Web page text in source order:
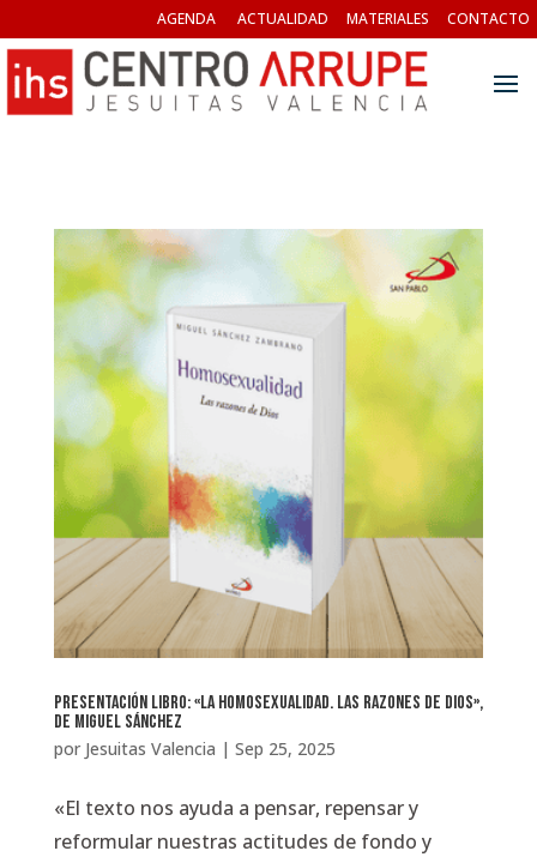
AGENDA ACTUALIDAD MATERIALES CONTACTO
Presentación libro: «La homosexualidad. Las razones de Dios»,
de Miguel Sánchez
por Jesuitas Valencia | Sep 25, 2025
«El texto nos ayuda a pensar, repensar y
reformular nuestras actitudes de fondo y